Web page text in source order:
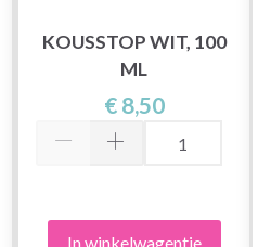
KOUSSTOP WIT, 100
ML
€ 8,50
In winkelwagentje